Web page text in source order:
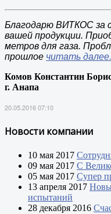
Благодарю ВИТКОС за
вашей продукции.
метров для газа.
прошлое читать
Комов Константин
г. Анапа
20.05.2016 07:10
Новости компании
10 мая 2017
09 мая 2017 С
05 мая 2017 Супер
13 апреля 2017
испытаний
28 декабря 2016